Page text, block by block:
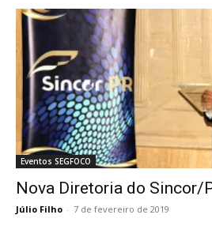
Eventos SEGFOCO
Nova Diretoria do Sincor/
Júlio Filho - 7 de fevereiro de 2019